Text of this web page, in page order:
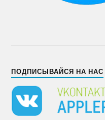
ПОДПИСЫВАЙСЯ НА НАС